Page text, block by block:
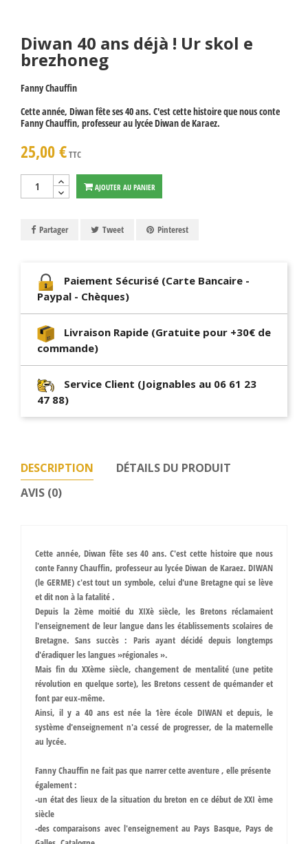
Diwan 40 ans déjà ! Ur skol e
brezhoneg
Fanny Chauffin
Cette année, Diwan fête ses 40 ans. C'est cette histoire que nous conte
Fanny Chauffin, professeur au lycée Diwan de Karaez.
25,00 €TTC
AJOUTER AU PANIER
Partager Tweet Pinterest
Paiement Sécurisé (Carte Bancaire -
Paypal - Chèques)
Livraison Rapide (Gratuite pour +30€ de
commande)
Service Client (Joignables au 06 61 23
47 88)
DESCRIPTION
DÉTAILS DU PRODUIT
AVIS (0)
Cette année, Diwan fête ses 40 ans. C'est cette histoire que nous
conte Fanny Chauffin, professeur au lycée Diwan de Karaez. DIWAN
(le GERME) c'est tout un symbole, celui d'une Bretagne qui se lève
et dit non à la fatalité .
Depuis la 2ème moitié du XIXè siècle, les Bretons réclamaient
l'enseignement de leur langue dans les établissements scolaires de
Bretagne. Sans succès : Paris ayant décidé depuis longtemps
d'éradiquer les langues »régionales ».
Mais fin du XXème siècle, changement de mentalité (une petite
révolution en quelque sorte), les Bretons cessent de quémander et
font par eux-même.
Ainsi, il y a 40 ans est née la 1ère école DIWAN et depuis, le
système d'enseignement n'a cessé de progresser, de la maternelle
au lycée.
Fanny Chauffin ne fait pas que narrer cette aventure , elle présente
également :
-un état des lieux de la situation du breton en ce début de XXI ème
siècle
-des comparaisons avec l'enseignement au Pays Basque, Pays de